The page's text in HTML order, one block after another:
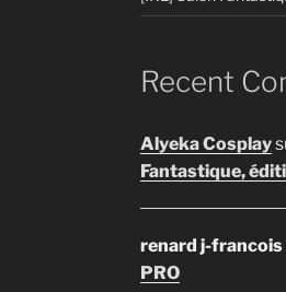
Recent
Alyeka Cosplay
Fantastique,
renard j-francois
PRO